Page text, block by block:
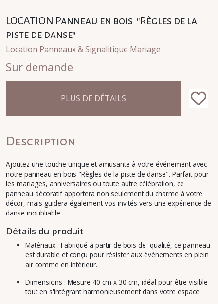
LOCATION Panneau en bois "Règles de la
piste de danse"
Location Panneaux & Signalitique Mariage
Sur demande
PLUS DE DÉTAILS
Description
Ajoutez une touche unique et amusante à votre événement avec
notre panneau en bois "Règles de la piste de danse". Parfait pour
les mariages, anniversaires ou toute autre célébration, ce
panneau décoratif apportera non seulement du charme à votre
décor, mais guidera également vos invités vers une expérience de
danse inoubliable.
Détails du produit
Matériaux : Fabriqué à partir de bois de qualité, ce panneau
est durable et conçu pour résister aux événements en plein
air comme en intérieur.
Dimensions : Mesure 40 cm x 30 cm, idéal pour être visible
tout en s'intégrant harmonieusement dans votre espace.